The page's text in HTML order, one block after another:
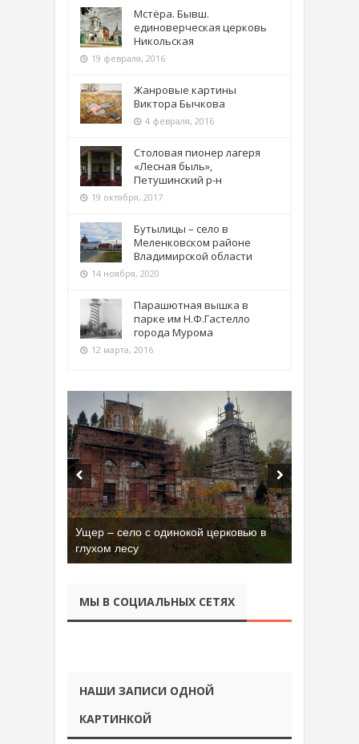
Мстёра. Бывш.
единоверческая церковь
Никольская
19 февраля, 2016
Жанровые картины
Виктора Бычкова
4 февраля, 2016
Столовая пионер лагеря
«Лесная быль»,
Петушинский р-н
19 октября, 2017
Бутылицы – село в
Меленковском районе
Владимирской области
14 ноября, 2020
Парашютная вышка в
парке им Н.Ф.Гастелло
города Мурома
12 марта, 2016
Ущер – село с одинокой церковью в
глухом лесу
МЫ В СОЦИАЛЬНЫХ СЕТЯХ
НАШИ ЗАПИСИ ОДНОЙ
КАРТИНКОЙ